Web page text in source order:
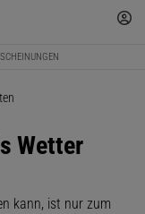
Wetter
kann, ist nur zum